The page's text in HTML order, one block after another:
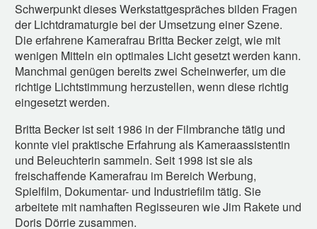
Schwerpunkt dieses Werkstattgespräches bilden Fragen
der Lichtdramaturgie bei der Umsetzung einer Szene.
Die erfahrene Kamerafrau Britta Becker zeigt, wie mit
wenigen Mitteln ein optimales Licht gesetzt werden kann.
Manchmal genügen bereits zwei Scheinwerfer, um die
richtige Lichtstimmung herzustellen, wenn diese richtig
eingesetzt werden.
Britta Becker ist seit 1986 in der Filmbranche tätig und
konnte viel praktische Erfahrung als Kameraassistentin
und Beleuchterin sammeln. Seit 1998 ist sie als
freischaffende Kamerafrau im Bereich Werbung,
Spielfilm, Dokumentar- und Industriefilm tätig. Sie
arbeitete mit namhaften Regisseuren wie Jim Rakete und
Doris Dörrie zusammen.